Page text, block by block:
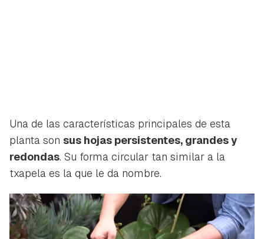
Una de las características principales de esta
planta son sus hojas persistentes, grandes y
redondas. Su forma circular tan similar a la
txapela es la que le da nombre.